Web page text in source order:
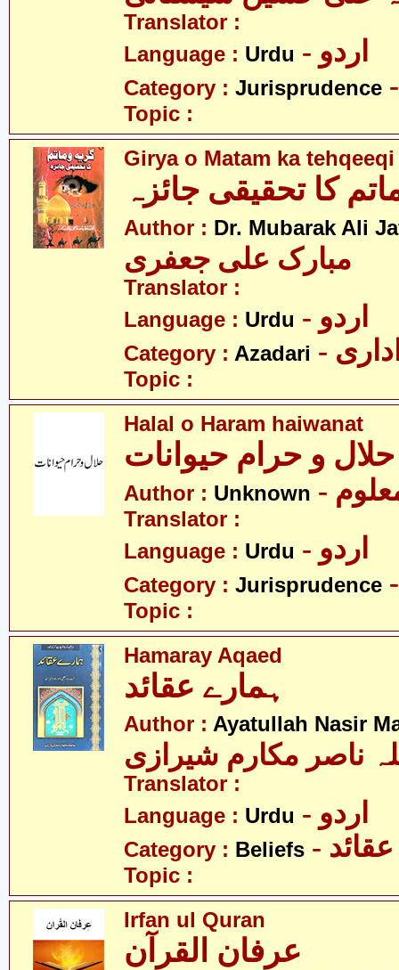
Translator :
Language : Urdu - اردو
Category : Jurisprudence
Topic :
Girya o Matam ka tehqeeqi
کا تحقیقی جائزہ
Author : Dr. Mubarak Ali
مبارک علی جعفری
Translator :
Language : Urdu - اردو
Category : Azadari
Topic :
Halal o Haram haiwanat
حلال و حرام حیوانات
Author : Unknown معلوم
Translator :
Language : Urdu - اردو
Category : Jurisprudence
Topic :
Hamaray Aqaed
ہمارے عقائد
Author : Ayatullah Nasir
ناصر مکارم شیرازی
Translator :
Language : Urdu - اردو
Category : Beliefs - عقائد
Topic :
Irfan ul Quran
عرفان القرآن